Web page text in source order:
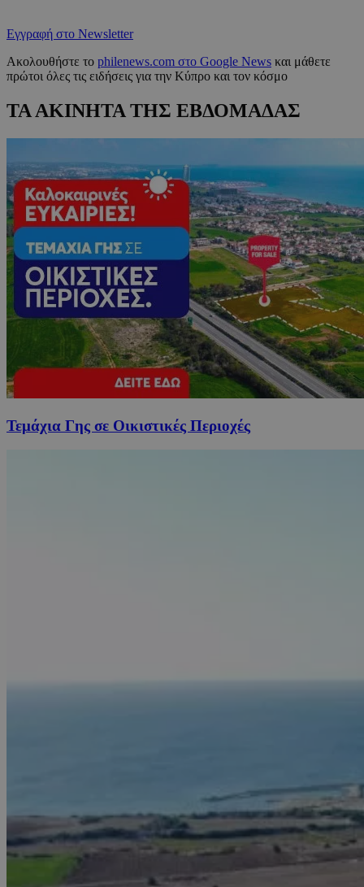
Εγγραφή στο Newsletter
Ακολουθήστε το philenews.com στο Google News και μάθετε
πρώτοι όλες τις ειδήσεις για την Κύπρο και τον κόσμο
ΤΑ ΑΚΙΝΗΤΑ ΤΗΣ ΕΒΔΟΜΑΔΑΣ
Τεμάχια Γης σε Οικιστικές Περιοχές